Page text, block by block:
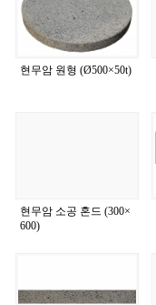
현무암 원형 (Ø500×50t)
현무암 소공 혼드 (300×
600)